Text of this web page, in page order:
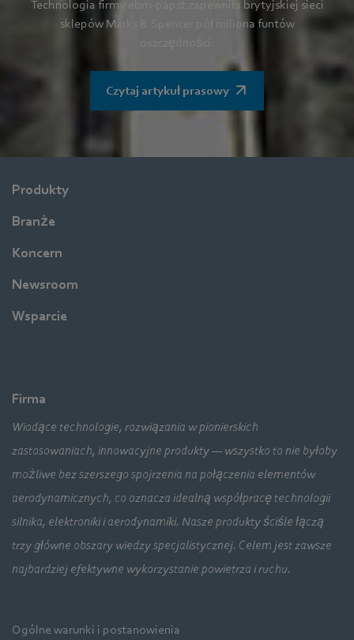
Technologia firmy ebm-papst zapewniła brytyjskiej sieci
sklepów Marks & Spencer pół miliona funtów
Czytaj artykuł prasowy
Produkty
Branże
Koncern
Newsroom
Wsparcie
Firma
Wiodące technologie, rozwiązania w pionierskich
zastosowaniach, innowacyjne produkty — wszystko to nie byłoby
możliwe bez szerszego spojrzenia na połączenia elementów
aerodynamicznych, co oznacza idealną współpracę technologii
silnika, elektroniki i aerodynamiki. Nasze produkty ściśle łączą
trzy główne obszary wiedzy specjalistycznej. Celem jest zawsze
najbardziej efektywne wykorzystanie powietrza i ruchu.
Ogólne warunki i postanowienia